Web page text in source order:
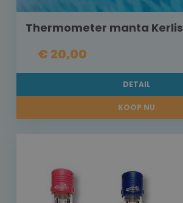
Thermometer manta Kerlis
€ 20,00
DETAIL
KOOP NU